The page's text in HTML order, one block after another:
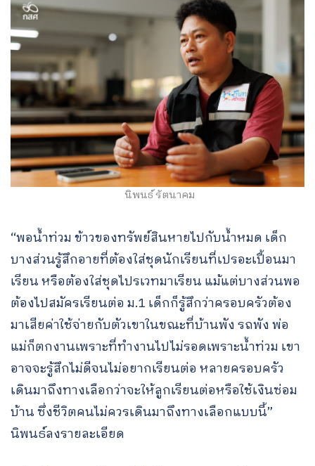
นิพนธ์ รัตนาคม
“พอน้ำท่วม ข้าวของทรัพย์สินหายไปกับน้ำหมด เด็ก
บางส่วนรู้สึกอายที่ต้องใส่ชุดนักเรียนที่เปรอะเปื้อนมา
เรียน หรือต้องใส่ชุดไปรเวทมาเรียน แม้แต่บางส่วนพอ
ต้องไปสมัครเรียนต่อ ม.1 เด็กก็รู้สึกว่าครอบครัวต้อง
มาเสียค่าใช้จ่ายกับตัวเขาในขณะที่บ้านพัง รถพัง พ่อ
แม่ก็ตกงานเพราะที่ทำงานไปไม่รอดเพราะน้ำท่วม เขา
อาจจะรู้สึกไม่ดีจนไม่อยากเรียนต่อ หลายครอบครัว
เดินมาถึงทางเลือกว่าจะให้ลูกเรียนต่อหรือใช้เงินซ่อม
บ้าน ซึ่งชีวิตคนไม่ควรเดินมาถึงทางเลือกแบบนี้”
นิพนธ์ลงรายละเอียด